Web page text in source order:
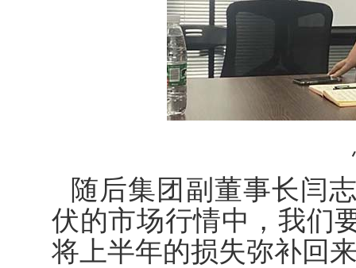
随后集团副董事长闫
伏的市场行情中，我们
将上半年的损失弥补回